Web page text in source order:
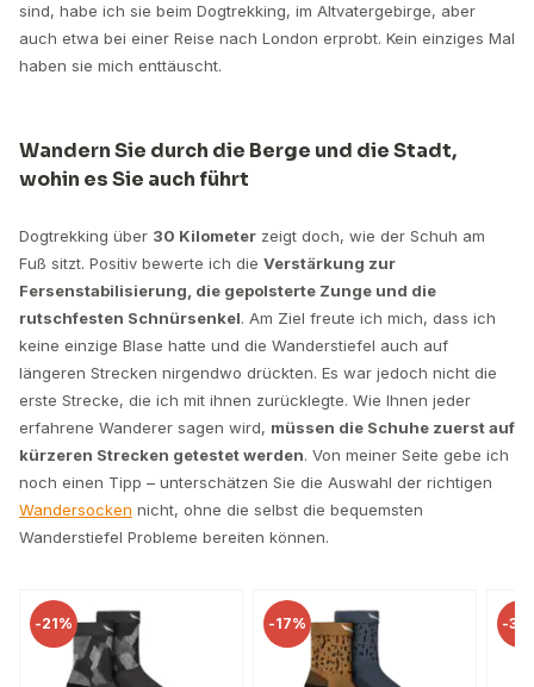
sind, habe ich sie beim Dogtrekking, im Altvatergebirge, aber
auch etwa bei einer Reise nach London erprobt. Kein einziges Mal
haben sie mich enttäuscht.
Wandern Sie durch die Berge und die Stadt,
wohin es Sie auch führt
Dogtrekking über 30 Kilometer zeigt doch, wie der Schuh am
Fuß sitzt. Positiv bewerte ich die Verstärkung zur
Fersenstabilisierung, die gepolsterte Zunge und die
rutschfesten Schnürsenkel. Am Ziel freute ich mich, dass ich
keine einzige Blase hatte und die Wanderstiefel auch auf
längeren Strecken nirgendwo drückten. Es war jedoch nicht die
erste Strecke, die ich mit ihnen zurücklegte. Wie Ihnen jeder
erfahrene Wanderer sagen wird, müssen die Schuhe zuerst auf
kürzeren Strecken getestet werden. Von meiner Seite gebe ich
noch einen Tipp – unterschätzen Sie die Auswahl der richtigen
Wandersocken nicht, ohne die selbst die bequemsten
Wanderstiefel Probleme bereiten können.